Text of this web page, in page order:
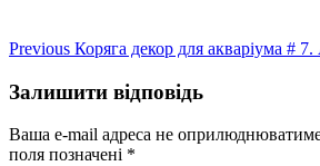
Навігація
записів
Previous Previous
Коряга декор для акваріума #
Залишити відповідь
Ваша e-mail адреса не
поля позначені *